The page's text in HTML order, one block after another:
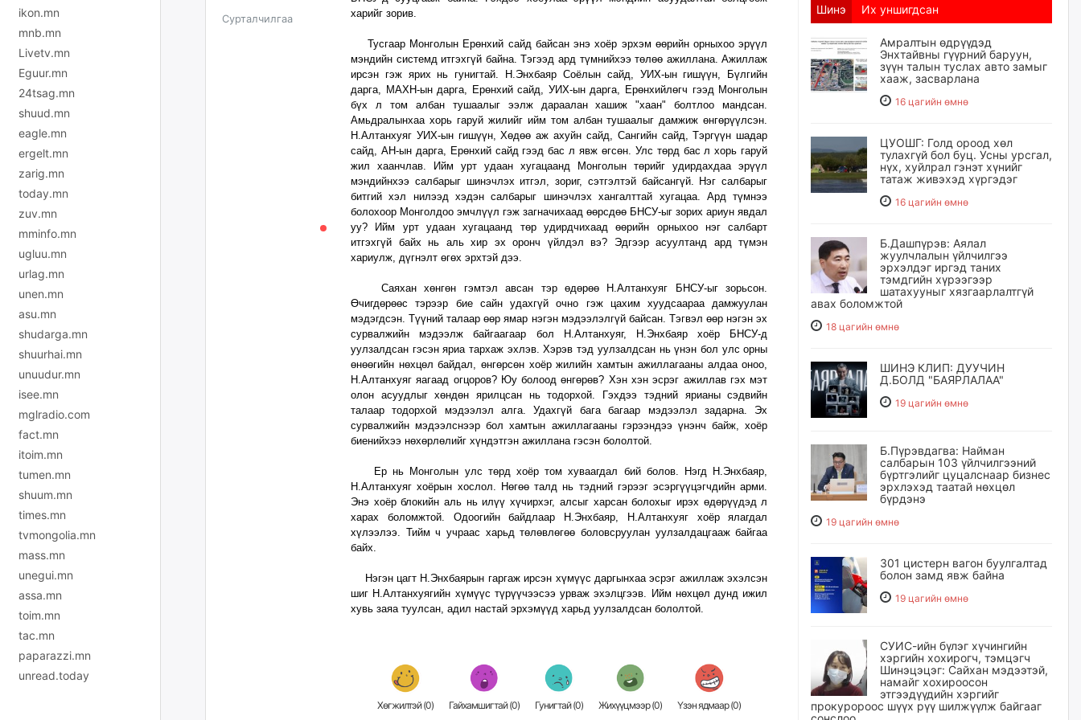
ikon.mn
mnb.mn
Livetv.mn
Eguur.mn
24tsag.mn
shuud.mn
eagle.mn
ergelt.mn
zarig.mn
today.mn
zuv.mn
mminfo.mn
ugluu.mn
urlag.mn
unen.mn
asu.mn
shudarga.mn
shuurhai.mn
unuudur.mn
isee.mn
mglradio.com
fact.mn
itoim.mn
tumen.mn
shuum.mn
times.mn
tvmongolia.mn
mass.mn
unegui.mn
assa.mn
toim.mn
tac.mn
paparazzi.mn
unread.today
Сурталчилгаа
харийг зорив.
Тусгаар Монголын Ерөнхий сайд байсан энэ хоёр эрхэм өөрийн орныхоо эрүүл
мэндийн системд итгэхгүй байна. Тэгээд ард түмнийхээ төлөө ажиллана. Ажиллаж
ирсэн гэж ярих нь гунигтай. Н.Энхбаяр Соёлын сайд, УИХ-ын гишүүн, Бүлгийн
дарга, МАХН-ын дарга, Ерөнхий сайд, УИХ-ын дарга, Ерөнхийлөгч гээд Монголын
бүх л том албан тушаалыг ээлж дараалан хашиж "хаан" болтлоо мандсан.
Амьдралынхаа хорь гаруй жилийг ийм том албан тушаалыг дамжиж өнгөрүүлсэн.
Н.Алтанхуяг УИХ-ын гишүүн, Хөдөө аж ахуйн сайд, Сангийн сайд, Тэргүүн шадар
сайд, АН-ын дарга, Ерөнхий сайд гээд бас л явж өгсөн. Улс төрд бас л хорь гаруй
жил хаанчлав. Ийм урт удаан хугацаанд Монголын төрийг удирдахдаа эрүүл
мэндийнхээ салбарыг шинэчлэх итгэл, зориг, сэтгэлтэй байсангүй. Нэг салбарыг
битгий хэл нилээд хэдэн салбарыг шинэчлэх хангалттай хугацаа. Ард түмнээ
болохоор Монголдоо эмчлүүл гэж загначихаад өөрсдөө БНСУ-ыг зорих ариун явдал
уу? Ийм урт удаан хугацаанд төр удирдчихаад өөрийн орныхоо нэг салбарт
итгэхгүй байх нь аль хир эх оронч үйлдэл вэ? Эдгээр асуултанд ард түмэн
хариулж, дүгнэлт өгөх эрхтэй дээ.
Саяхан хөнгөн гэмтэл авсан тэр өдөрөө Н.Алтанхуяг БНСУ-ыг зорьсон.
Өчигдөрөөс тэрээр бие сайн удахгүй очно гэж цахим хуудсаараа дамжуулан
мэдэгдсэн. Түүний талаар өөр ямар нэгэн мэдээлэлгүй байсан. Тэгвэл өөр нэгэн эх
сурвалжийн мэдээлж байгаагаар бол Н.Алтанхуяг, Н.Энхбаяр хоёр БНСУ-д
уулзалдсан гэсэн яриа тархаж эхлэв. Хэрэв тэд уулзалдсан нь үнэн бол улс орны
өнөөгийн нөхцөл байдал, өнгөрсөн хоёр жилийн хамтын ажиллагааны алдаа оноо,
Н.Алтанхуяг яагаад огцоров? Юу болоод өнгөрөв? Хэн хэн эсрэг ажиллав гэх мэт
олон асуудлыг хөндөн ярилцсан нь тодорхой. Гэхдээ тэдний ярианы сэдвийн
талаар тодорхой мэдээлэл алга. Удахгүй бага багаар мэдээлэл задарна. Эх
сурвалжийн мэдээлснээр бол хамтын ажиллагааны гэрээндээ үнэнч байж, хоёр
биенийхээ нөхөрлөлийг хүндэтгэн ажиллана гэсэн бололтой.
Ер нь Монголын улс төрд хоёр том хуваагдал бий болов. Нэгд Н.Энхбаяр,
Н.Алтанхуяг хоёрын хослол. Нөгөө талд нь тэдний гэрээг эсэргүүцэгчдийн арми.
Энэ хоёр блокийн аль нь илүү хүчирхэг, алсыг харсан болохыг ирэх өдөрүүдэд л
харах боломжтой. Одоогийн байдлаар Н.Энхбаяр, Н.Алтанхуяг хоёр ялагдал
хүлээлээ. Тийм ч учраас харьд төлөвлөгөө боловсруулан уулзалдацгааж байгаа
байх.
Нэгэн цагт Н.Энхбаярын гаргаж ирсэн хүмүүс даргынхаа эсрэг ажиллаж эхэлсэн
шиг Н.Алтанхуягийн хүмүүс түрүүчээсээ урваж эхэлцгээв. Ийм нөхцөл дунд ижил
хувь заяа туулсан, адил настай эрхэмүүд харьд уулзалдсан бололтой.
Хөгжилтэй (0) Гайхамшигтай (0) Гунигтай (0) Жихүүцмээр (0) Үзэн ядмаар (0)
Шинэ Их уншигдсан
Амралтын өдрүүдэд
Энхтайвны гүүрний баруун,
зүүн талын туслах авто замыг
хааж, засварлана
16 цагийн өмнө
ЦУОШГ: Голд ороод хөл
тулахгүй бол буц. Усны урсгал,
нүх, хуйлрал гэнэт хүнийг
татаж живэхэд хүргэдэг
16 цагийн өмнө
Б.Дашпүрэв: Аялал
жуулчлалын үйлчилгээ
эрхэлдэг иргэд таних
тэмдгийн хүрээгээр
шатахууныг хязгаарлалтгүй
авах боломжтой
18 цагийн өмнө
ШИНЭ КЛИП: ДУУЧИН
Д.БОЛД "БАЯРЛАЛАА"
19 цагийн өмнө
Б.Пүрэвдагва: Найман
салбарын 103 үйлчилгээний
бүртгэлийг цуцалснаар бизнес
эрхлэхэд таатай нөхцөл
бүрдэнэ
19 цагийн өмнө
301 цистерн вагон буулгалтад
болон замд явж байна
19 цагийн өмнө
СУИС-ийн бүлэг хүчингийн
хэргийн хохирогч, тэмцэгч
Шинэцэцэг: Сайхан мэдээтэй,
намайг хохироосон
этгээдүүдийн хэргийг
прокуророос шүүх рүү шилжүүлж байгааг